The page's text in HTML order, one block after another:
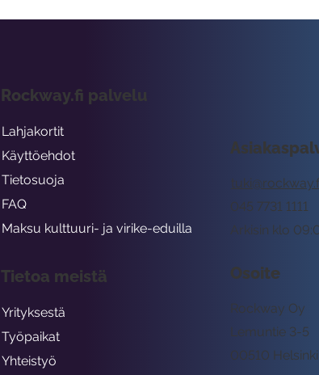
Arkisin klo
045 7731 1111
Osoite
Rockway Oy
Lemuntie 3-5
00510 Helsinki
Rockway.fi palvelu
Lahjakortit
Käyttöehdot
Tietosuoja
FAQ
Maksu kulttuuri- ja virike-eduilla
Tietoa meistä
Yrityksestä
Työpaikat
Yhteistyö